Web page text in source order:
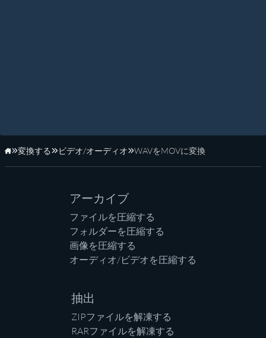
ホーム
変換する ビデオ/オーディオ WAVをMOVに変換
アーカイブ
ファイルを圧縮する
フォルダーを圧縮する
画像を圧縮する
オーディオ/ビデオを圧縮する
抽出
ZIPファイルを解凍する
RARファイルを解凍する